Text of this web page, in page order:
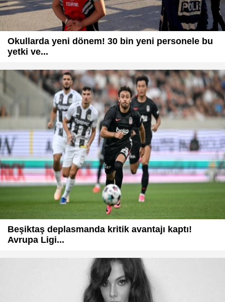
Okullarda yeni dönem! 30 bin yeni personele bu
yetki ve...
Beşiktaş deplasmanda kritik avantajı kaptı!
Avrupa Ligi...